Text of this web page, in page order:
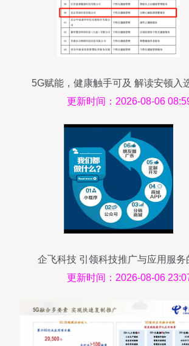
5G赋能，健康触手可及 解读安顿入
单的科技深意
更新时间：2026-08-06
企飞科技 引领科技推广与应用服务
更新时间：2026-08-06